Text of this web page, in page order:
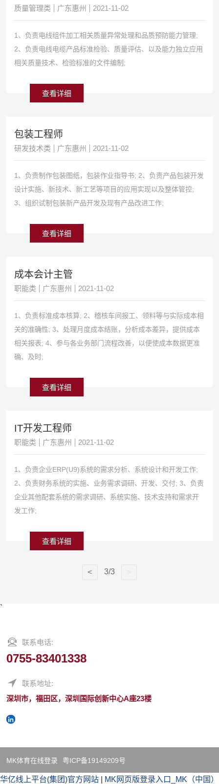
质量管理类 广东惠州 2021-11-02
1、负责电线组件加工相关质量异常处理和品质预防能力管理;
2、负责电线电缆产品标准检验、质量评估、以及能力独立应用
相关质量技术、检验标准的文件编制;
查看详细
包装工程师
研发技术类 广东惠州 2021-11-02
1、负责制作包装图纸，包装作业指导书; 2、负责产品包装开发
设计实施、新技术、新工艺等项目的应用实现以及整体管控;
3、组织试制包装新产品开发及现有产品改进工作;
查看详细
成本会计主管
职能类 广东惠州 2021-11-02
1、负责标准成本核算; 2、稽核车间报工、领料等与实际成本相
关的准确性; 3、处理月度成本结账，分析成本差异，提供成本
相关报表; 4、参与各业务部门流程改善，以便使成本数据更准
确、及时;
查看详细
IT开发工程师
职能类 广东惠州 2021-11-02
1、负责企业ERP(U9)系统的需求分析、系统设计和开发工作;
2、负责财务系统的实施、业务需求调研、开发、交付; 3、负责
企业其他配套系统的需求调研、系统实施、技术支持和需求开
发工作;
查看详细
3/3
`
联系电话:
0755-83401338
联系地址:
深圳市，福田区，深圳国际创新中心A座23楼
MK体育在线登录 粤ICP备19149209号
华亿线上平台(集团)官方网站 MK网页版登录入口_MK（中国）